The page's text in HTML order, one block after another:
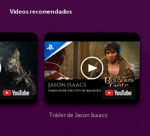
Videos recomendados
Tráiler de Jason Isaacs